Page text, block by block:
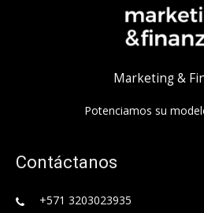
Marketing &
Potenciamos su
Contáctanos
+571 3203023935